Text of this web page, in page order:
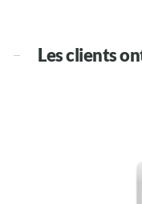
Les clients